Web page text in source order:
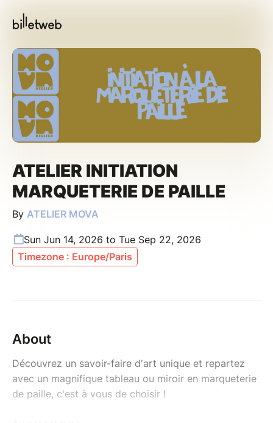
ATELIER INITIATION
MARQUETERIE DE PAILLE
By ATELIER MOVA
Sun Jun 14, 2026 to Tue Sep 22, 2026
Timezone : Europe/Paris
About
Découvrez un savoir-faire d'art unique et repartez
avec un magnifique tableau ou miroir en marqueterie
de paille, c'est à vous de choisir !